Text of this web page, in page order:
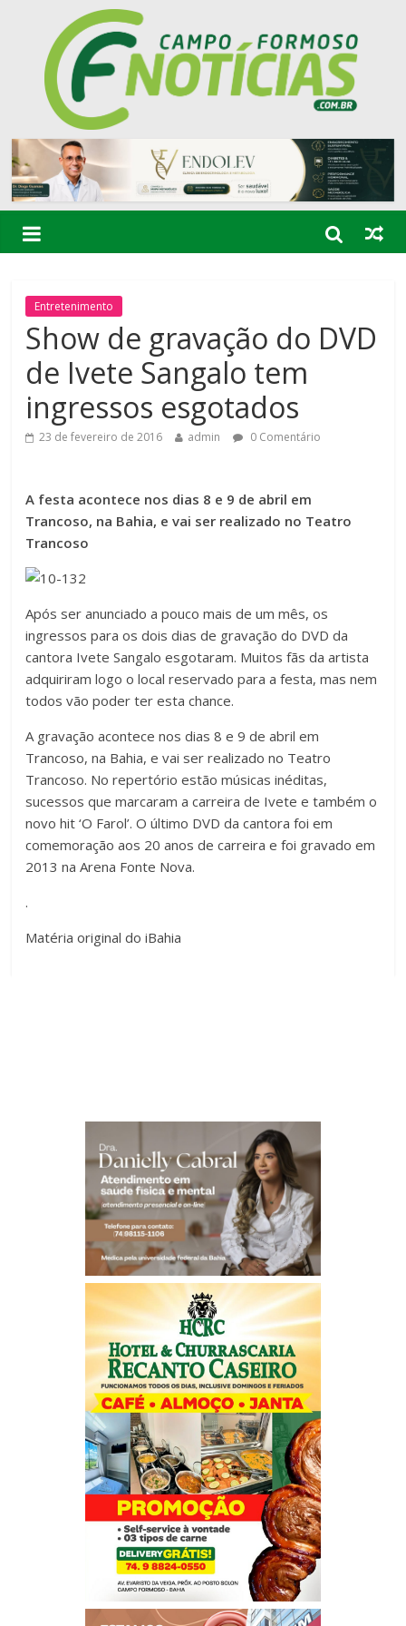
Entretenimento
Show de gravação do DVD
de Ivete Sangalo tem
ingressos esgotados
23 de fevereiro de 2016 admin 0 Comentário
A festa acontece nos dias 8 e 9 de abril em
Trancoso, na Bahia, e vai ser realizado no Teatro
Trancoso
Após ser anunciado a pouco mais de um mês, os
ingressos para os dois dias de gravação do DVD da
cantora Ivete Sangalo esgotaram. Muitos fãs da artista
adquiriram logo o local reservado para a festa, mas nem
todos vão poder ter esta chance.
A gravação acontece nos dias 8 e 9 de abril em
Trancoso, na Bahia, e vai ser realizado no Teatro
Trancoso. No repertório estão músicas inéditas,
sucessos que marcaram a carreira de Ivete e também o
novo hit ‘O Farol’. O último DVD da cantora foi em
comemoração aos 20 anos de carreira e foi gravado em
2013 na Arena Fonte Nova.
.
Matéria original do iBahia